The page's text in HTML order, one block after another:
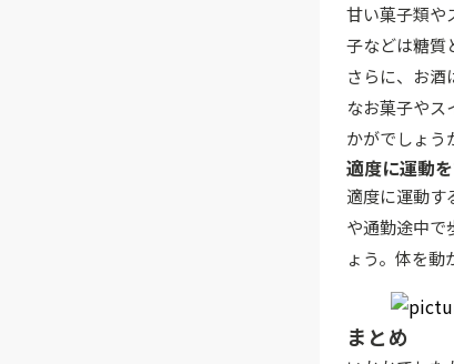
甘い菓子類や
子などは糖質
さらに、お酒
なお菓子やス
かがでしょう
適度に運動
適度に運動す
や通勤途中で
ょう。体を動
まとめ